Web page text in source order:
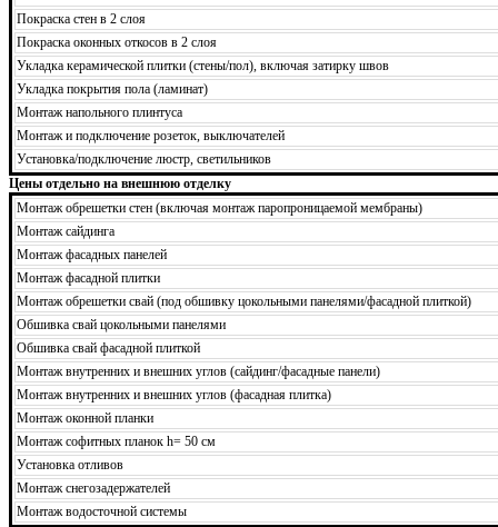
Покраска стен в 2 слоя
Покраска оконных откосов в 2 слоя
Укладка керамической плитки (стены/пол), включая затирку швов
Укладка покрытия пола (ламинат)
Монтаж напольного плинтуса
Монтаж и подключение розеток, выключателей
Установка/подключение люстр, светильников
Цены отдельно на внешнюю отделку
Монтаж обрешетки стен (включая монтаж паропроницаемой мембраны)
Монтаж сайдинга
Монтаж фасадных панелей
Монтаж фасадной плитки
Монтаж обрешетки свай (под обшивку цокольными панелями/фасадной плиткой)
Обшивка свай цокольными панелями
Обшивка свай фасадной плиткой
Монтаж внутренних и внешних углов (сайдинг/фасадные панели)
Монтаж внутренних и внешних углов (фасадная плитка)
Монтаж оконной планки
Монтаж софитных планок h= 50 см
Установка отливов
Монтаж снегозадержателей
Монтаж водосточной системы